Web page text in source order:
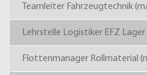
Teamleiter Fahrzeugtechnik
Lehrstelle Logistiker EFZ
Flottenmanager Rollmaterial